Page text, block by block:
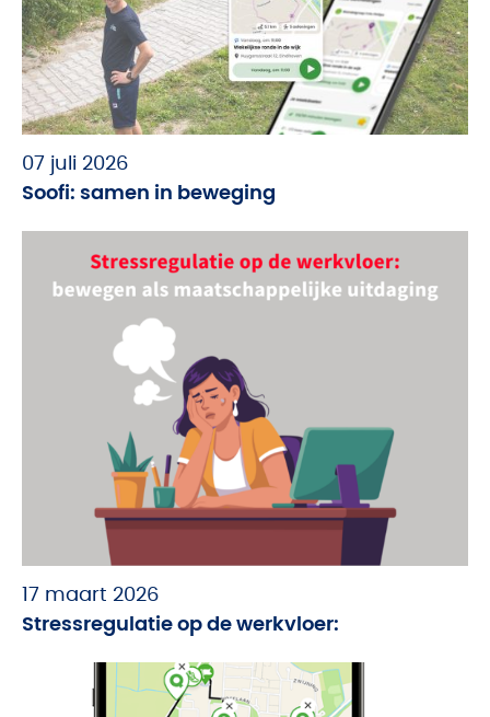
07 juli 2026
Soofi: samen in beweging
17 maart 2026
Stressregulatie op de werkvloer: